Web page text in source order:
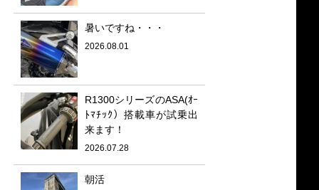
暑いですね・・・
2026.08.01
R1300シリーズのASA(ｵｰ
ﾄﾏﾁｯｸ）搭載車が試乗出
来ます！
2026.07.28
朝活